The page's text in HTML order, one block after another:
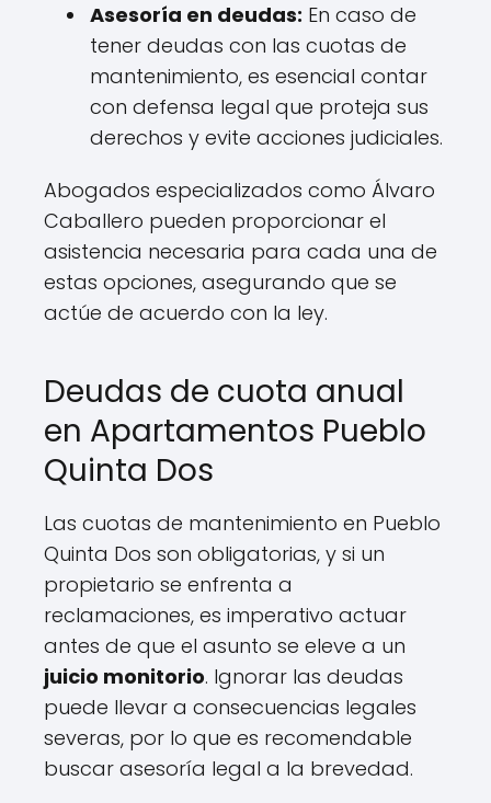
Asesoría en deudas: En caso de
tener deudas con las cuotas de
mantenimiento, es esencial contar
con defensa legal que proteja sus
derechos y evite acciones judiciales.
Abogados especializados como Álvaro
Caballero pueden proporcionar el
asistencia necesaria para cada una de
estas opciones, asegurando que se
actúe de acuerdo con la ley.
Deudas de cuota anual
en Apartamentos Pueblo
Quinta Dos
Las cuotas de mantenimiento en Pueblo
Quinta Dos son obligatorias, y si un
propietario se enfrenta a
reclamaciones, es imperativo actuar
antes de que el asunto se eleve a un
juicio monitorio. Ignorar las deudas
puede llevar a consecuencias legales
severas, por lo que es recomendable
buscar asesoría legal a la brevedad.